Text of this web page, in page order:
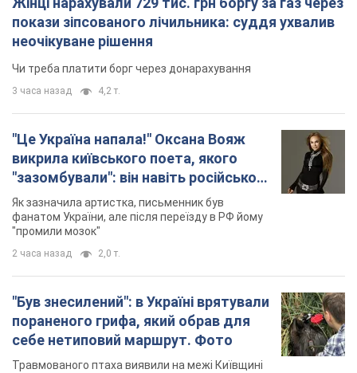
покази зіпсованого лічильника: суддя ухвалив
неочікуване рішення
Чи треба платити борг через донарахування
3 часа назад 4,2 т.
"Це Україна напала!" Оксана Вояж
викрила київського поета, якого
"зазомбували": він навіть російської
не знав, а тепер хоче геноциду
українців
Як зазначила артистка, письменник був
фанатом України, але після переїзду в РФ йому
"промили мозок"
2 часа назад 2,0 т.
"Був знесилений": в Україні врятували
пораненого грифа, який обрав для
себе нетиповий маршрут. Фото
Травмованого птаха виявили на межі Київщині